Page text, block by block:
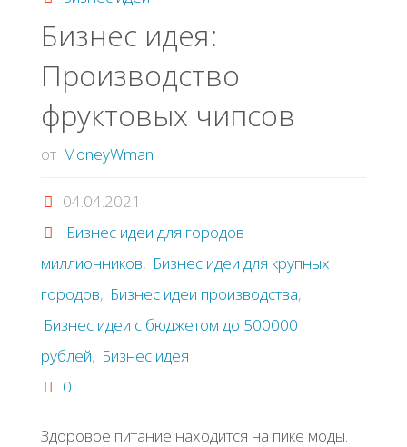
из
листьев"
Бизнес идея:
Производство
фруктовых чипсов
от MoneyWman
04.04.2021
Бизнес идеи для городов
миллионников, Бизнес идеи для крупных
городов, Бизнес идеи производства,
Бизнес идеи с бюджетом до 500000
рублей, Бизнес идея
0
Здоровое питание находится на пике моды.